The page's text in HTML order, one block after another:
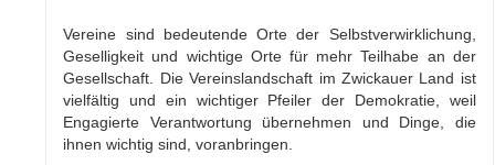
Vereine sind bedeutende Orte der Selbstverwirklichung,
Geselligkeit und wichtige Orte für mehr Teilhabe an der
Gesellschaft. Die Vereinslandschaft im Zwickauer Land ist
vielfältig und ein wichtiger Pfeiler der Demokratie, weil
Engagierte Verantwortung übernehmen und Dinge, die
ihnen wichtig sind, voranbringen.